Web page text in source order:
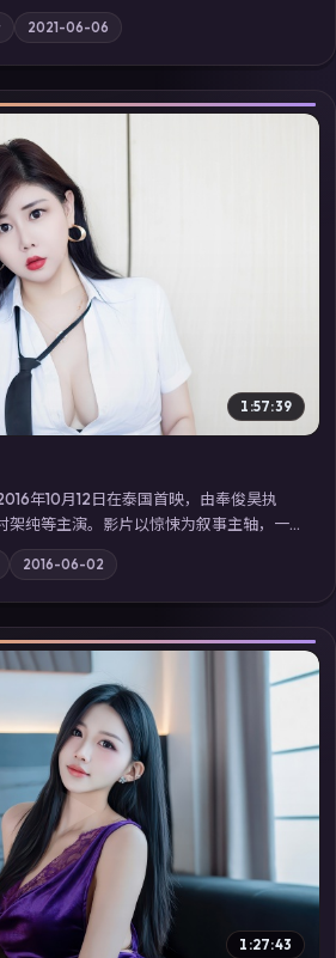
名信彻底打破；摄影与配乐强化地域气
产免费观看高清电视剧在线看」延展检索
高清在线追剧体验。
2021-06-06
▶
1:57:39
年10月12日在泰国首映，由奉俊昊执
架纯等主演。影片以惊悚为叙事主轴，一
撤回的连锁反应；摄影与配乐强化地域气
产免费观看高清电视剧在线看」延展检索
高清在线追剧体验。
2016-06-02
▶
1:27:43